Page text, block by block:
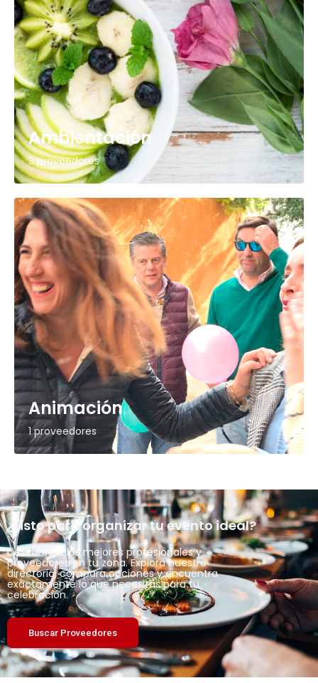
Ambientación
3 proveedores
Animación
1 proveedores
¿Listo para organizar tu evento ideal?
Descubre a los mejores profesionales y
proveedores en tu zona. Explora nuestro
directorio, compara opciones y encuentra
exactamente lo que necesitas para tu
celebración.
Buscar Proveedores